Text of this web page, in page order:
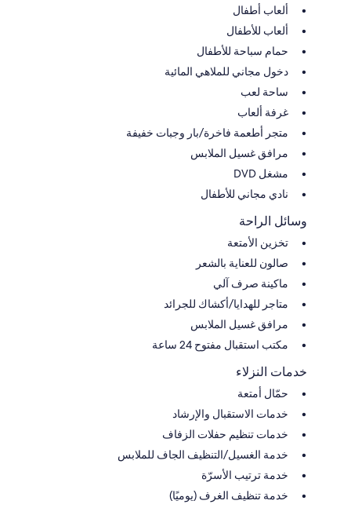
ألعاب أطفال
ألعاب للأطفال
حمام سباحة للأطفال
دخول مجاني للملاهي المائية
ساحة لعب
غرفة ألعاب
متجر أطعمة فاخرة/بار وجبات خفيفة
مرافق غسيل الملابس
مشغل DVD
نادي مجاني للأطفال
وسائل الراحة
تخزين الأمتعة
صالون للعناية بالشعر
ماكينة صرف آلي
متاجر للهدايا/أكشاك للجرائد
مرافق غسيل الملابس
مكتب استقبال مفتوح 24 ساعة
خدمات النزلاء
حمّال أمتعة
خدمات الاستقبال والإرشاد
خدمات تنظيم حفلات الزفاف
خدمة الغسيل/التنظيف الجاف للملابس
خدمة ترتيب الأسرّة
خدمة تنظيف الغرف (يوميًا)